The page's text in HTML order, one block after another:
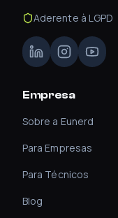
Aderente à LGPD
Empresa
Sobre a Eunerd
Para Empresas
Para Técnicos
Blog